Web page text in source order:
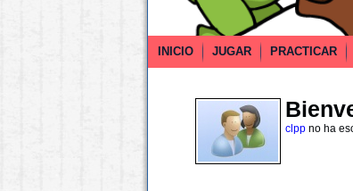
INICIO JUGAR PRACTICAR
clppno ha